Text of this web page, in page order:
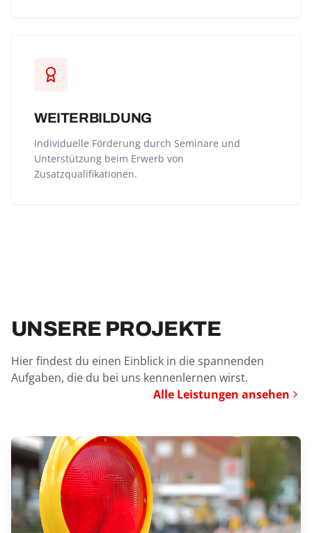
WEITERBILDUNG
Individuelle Förderung durch Seminare und
Unterstützung beim Erwerb von
Zusatzqualifikationen.
UNSERE PROJEKTE
Hier findest du einen Einblick in die spannenden
Aufgaben, die du bei uns kennenlernen wirst.
Alle Leistungen ansehen